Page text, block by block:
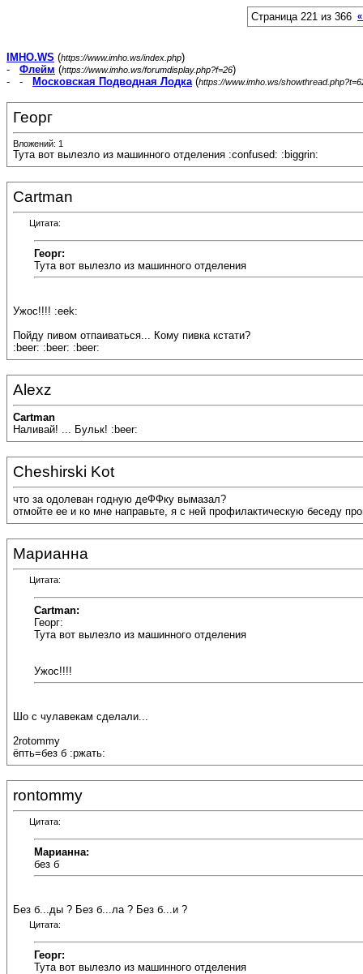
Страница 221 из 366 «
IMHO.WS (https://www.imho.ws/index.php)
- Флейм (https://www.imho.ws/forumdisplay.php?f=26)
- -
Московская Подводная Лодка(https://www.imho.ws/
Георг
Вложений: 1
Тута вот вылезло из машинного отделения :confused: :biggrin:
Cartman
Цитата:
Георг:
Тута вот вылезло из машинного отделения
Ужос!!!! :eek:
Пойду пивом отпаиваться... Кому пивка кстати?
:beer: :beer: :beer:
Alexz
Cartman
Наливай! ... Бульк! :beer:
Cheshirski Kot
что за одолеван годную деФФку вымазал?
отмойте ее и ко мне направьте, я с ней профилактическую беседу
Марианна
Цитата:
Cartman:
Георг:
Тута вот вылезло из машинного отделения
Ужос!!!!
Шо с чулавекам сделали...
2rotommy
ёпть=без б :ржать:
rontommy
Цитата:
Марианна:
без б
Без б...ды ? Без б...ла ? Без б...и ?
Цитата:
Георг:
Тута вот вылезло из машинного отделения